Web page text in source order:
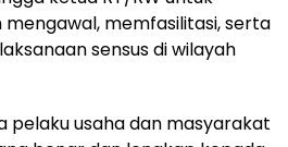
memfasilitasi, serta
sensus di wilayah
pelaku usaha dan masyarakat